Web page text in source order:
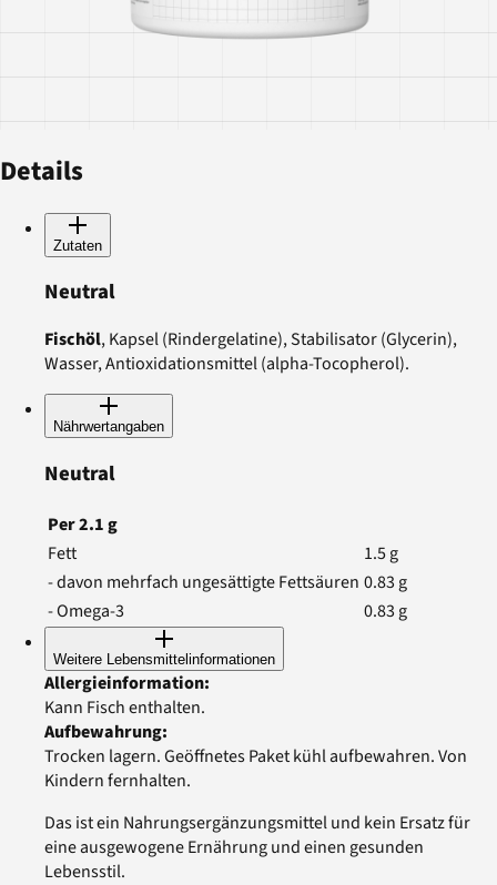
Details
Zutaten
Neutral
Fischöl, Kapsel (Rindergelatine), Stabilisator (Glycerin),
Wasser, Antioxidationsmittel (alpha-Tocopherol).
Nährwertangaben
Neutral
Per2.1g
Fett
1.5g
- davon mehrfach ungesättigte Fettsäuren 0.83 g
- Omega-3
0.83 g
Weitere Lebensmittelinformationen
Allergieinformation:
Kann Fisch enthalten.
Aufbewahrung:
Trocken lagern. Geöffnetes Paket kühl aufbewahren. Von
Kindern fernhalten.
Das ist ein Nahrungsergänzungsmittel und kein Ersatz für
eine ausgewogene Ernährung und einen gesunden
Lebensstil.